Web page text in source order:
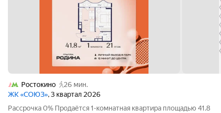
Ростокино
26 мин.
ЖК «СОЮЗ», 3 квартал 2026
Рассрочка 0% Продаётся 1-комнатная квартира площадью 41.8